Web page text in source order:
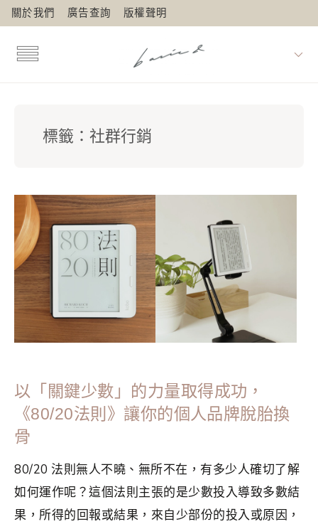
關於我們 廣告查詢 版權聲明
標籤： 社群行銷
以「關鍵少數」的力量取得成功，
《80/20法則》讓你的個人品牌脫胎換
骨
80/20 法則無人不曉、無所不在，有多少人確切了解
如何運作呢？這個法則主張的是少數投入導致多數結
果，所得的回報或結果，來自少部份的投入或原因，